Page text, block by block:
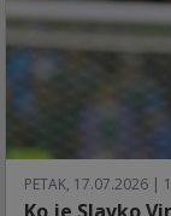
PETAK, 17.07.2026 |